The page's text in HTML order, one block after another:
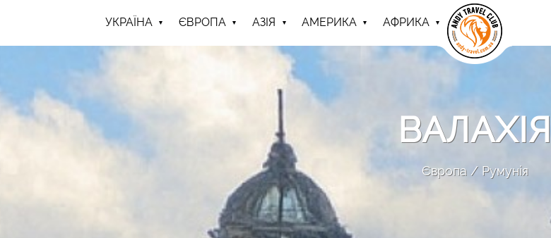
УКРАЇНА ЄВРОПА АЗІЯ АМЕРИКА АФРИКА
ВАЛАХІЯ
Європа Румунія